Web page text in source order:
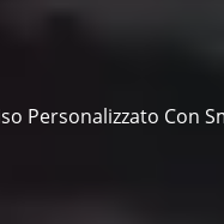
Personalizzato Con